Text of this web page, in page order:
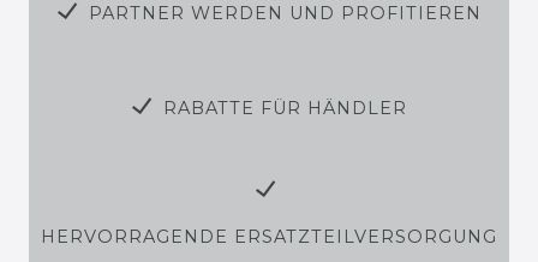
PARTNER WERDEN UND PROFITIEREN
RABATTE FÜR HÄNDLER
HERVORRAGENDE ERSATZTEILVERSORGUNG